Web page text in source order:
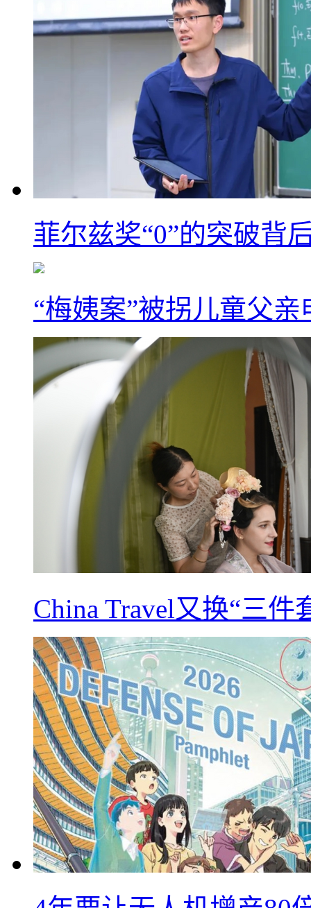
菲尔兹奖“0”的突破背
“梅姨案”被拐儿童父
China Travel又换“三